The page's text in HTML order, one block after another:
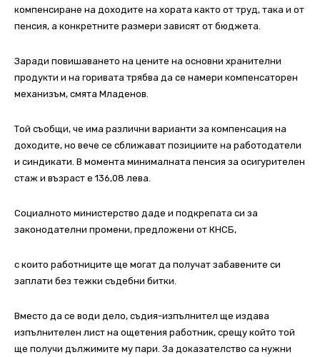
компенсиране на доходите на хората както от труд, така и от
пенсия, а конкретните размери зависят от бюджета.
Заради повишаването на цените на основни хранителни
продукти и на горивата трябва да се намери компенсаторен
механизъм, смята Младенов.
Той съобщи, че има различни варианти за компенсация на
доходите, но вече се сближават позициите на работодатели
и синдикати. В момента минималната пенсия за осигурителен
стаж и възраст е 136,08 лева.
Социалното министерство даде и подкрепата си за
законодателни промени, предложени от КНСБ,
с които работниците ще могат да получат забавените си
заплати без тежки съдебни битки.
Вместо да се води дело, съдия-изпълнител ще издава
изпълнителен лист на ощетения работник, срещу който той
ще получи дължимите му пари. За доказателство са нужни